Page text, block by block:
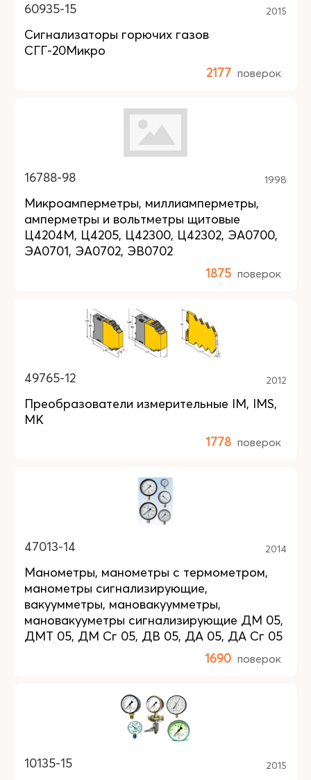
60935-15 2015
Сигнализаторы горючих газов
СГГ-20Микро
2177 поверок
16788-98 1998
Микроамперметры, миллиамперметры,
амперметры и вольтметры щитовые
Ц4204М, Ц4205, Ц42300, Ц42302, ЭА0700,
ЭА0701, ЭА0702, ЭВ0702
1875 поверок
49765-12 2012
Преобразователи измерительные IM, IMS,
MK
1778 поверок
47013-14 2014
Манометры, манометры с термометром,
манометры сигнализирующие,
вакуумметры, мановакуумметры,
мановакууметры сигнализирующие ДМ 05,
ДМТ 05, ДМ Сг 05, ДВ 05, ДА 05, ДА Сг 05
1690 поверок
10135-15 2015